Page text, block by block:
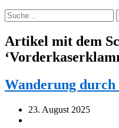
Artikel mit dem
‘
Wanderung
23. August 2025